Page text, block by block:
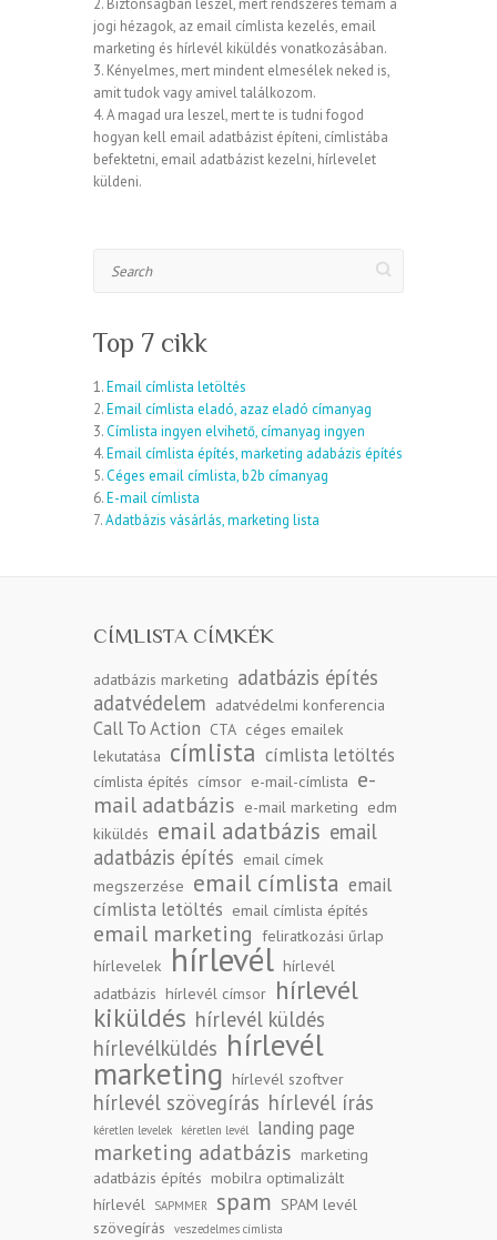
2. Biztonságban leszel, mert rendszeres témám a
jogi hézagok, az email címlista kezelés, email
marketing és hírlevél kiküldés vonatkozásában.
3. Kényelmes, mert mindent elmesélek neked is,
amit tudok vagy amivel találkozom.
4. A magad ura leszel, mert te is tudni fogod
hogyan kell email adatbázist építeni, címlistába
befektetni, email adatbázist kezelni, hírlevelet
küldeni.
Top 7 cikk
1.Email címlista letöltés
2.Email címlista eladó, azaz eladó címanyag
3.Címlista ingyen elvihető, címanyag ingyen
4.Email címlista építés, marketing adabázis építés
5.Céges email címlista, b2b címanyag
6.E-mail címlista
7.Adatbázis vásárlás, marketing lista
CÍMLISTA CÍMKÉK
adatbázis marketing adatbázis építés
adatvédelem adatvédelmi konferencia
Call To Action CTA céges emailek
lekutatása címlista címlista letöltés
címlista építés címsor e-mail-címlista e-
mail adatbázis e-mail marketing edm
kiküldés email adatbázis email
adatbázis építés email címek
megszerzése email címlista email
címlista letöltés email címlista építés
email marketing feliratkozási űrlap
hírlevelek
hírlevél hírlevél
adatbázis hírlevél címsor hírlevél
kiküldés hírlevél küldés
hírlevélküldés hírlevél
marketing hírlevél szoftver
hírlevél szövegírás hírlevél írás
kéretlen levelek kéretlen levél landing page
marketing adatbázis marketing
adatbázis építés mobilra optimalizált
hírlevél
SAPMMER spam SPAM levél
szövegírás
veszedelmes címlista